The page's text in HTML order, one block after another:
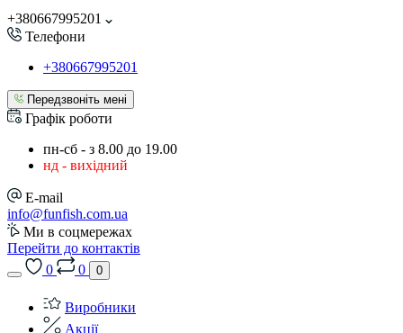
+380667995201
Телефони
+380667995201
Передзвоніть мені
Графік роботи
пн-сб - з 8.00 до 19.00
нд - вихідний
E-mail
info@funfish.com.ua
Ми в соцмережах
Перейти до контактів
0
0 0
Виробники
Акції